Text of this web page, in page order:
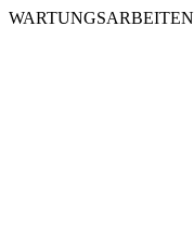
WARTUNGSARBEITEN